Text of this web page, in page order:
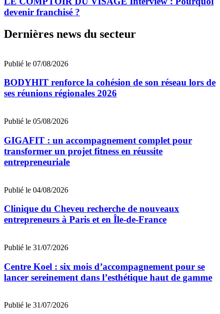
devenir franchisé ?
Dernières news du secteur
Publié le 07/08/2026
BODYHIT renforce la cohésion de son réseau lors de
ses réunions régionales 2026
Publié le 05/08/2026
GIGAFIT : un accompagnement complet pour
transformer un projet fitness en réussite
entrepreneuriale
Publié le 04/08/2026
Clinique du Cheveu recherche de nouveaux
entrepreneurs à Paris et en Île-de-France
Publié le 31/07/2026
Centre Koel : six mois d’accompagnement pour se
lancer sereinement dans l’esthétique haut de gamme
Publié le 31/07/2026